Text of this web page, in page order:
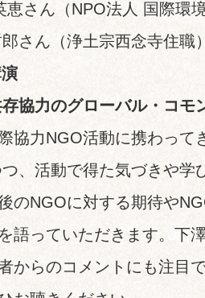
法人 国際環境
さん（浄土宗西念寺住職
存協力のグローバル・コモ
協力NGO活動に携わって
、活動で得た気づきや学
のNGOに対する期待や
語っていただきます。下
からのコメントにも注目